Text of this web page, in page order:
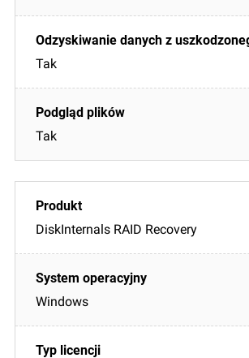
Tak
Tak
DiskInternals RAID Recovery
Windows